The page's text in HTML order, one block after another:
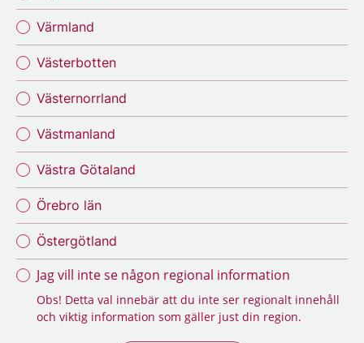
Värmland
Västerbotten
Västernorrland
Västmanland
Västra Götaland
Örebro län
Östergötland
Jag vill inte se någon regional information
Obs! Detta val innebär att du inte ser regionalt innehåll
och viktig information som gäller just din region.